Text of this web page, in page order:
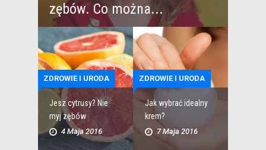
zębów. Co można...
ZDROWIE I URODA
Jesz cytrusy? Nie
myj zębów
4 Maja 2016
ZDROWIE I URODA
Jak wybrać idealny
krem?
7 Maja 2016